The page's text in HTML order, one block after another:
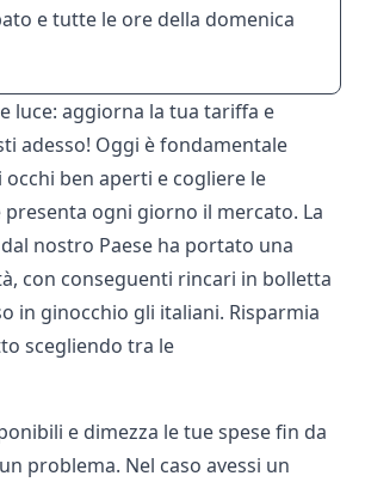
e tutte le ore della domenica
luce: aggiorna la tua tariffa e
adesso! Oggi è fondamentale
ben aperti e cogliere le
ogni giorno il mercato. La
nostro Paese ha portato una
con conseguenti rincari in bolletta
in ginocchio gli italiani. Risparmia
scegliendo tra le
e dimezza le tue spese fin da
problema. Nel caso avessi un